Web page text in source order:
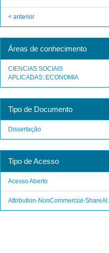
< anterior
Áreas de conhecimento
CIENCIAS SOCIAIS
APLICADAS::ECONOMIA
Tipo de Documento
Dissertação
Tipo de Acesso
Acesso Aberto
Attribution-NonCommercial-ShareAl...